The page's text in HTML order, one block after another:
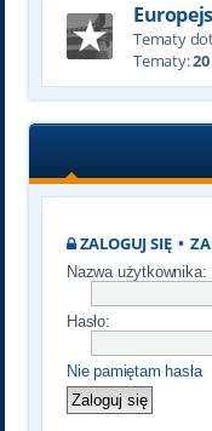
Tematy
Tematy:20
ZALOGUJ SIĘ•
Nazwa użytkownika:
Hasło:
Nie pamiętam hasła